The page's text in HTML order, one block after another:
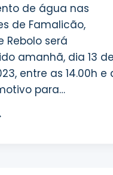
de água nas
de Famalicão,
Rebolo será
amanhã, dia 13 de
entre as 14.00h e
para…